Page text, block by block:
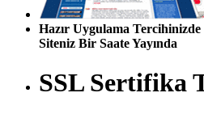
Hazır Uygulama Tercihinizde
Siteniz Bir Saate Yayında
SSL Sertifika